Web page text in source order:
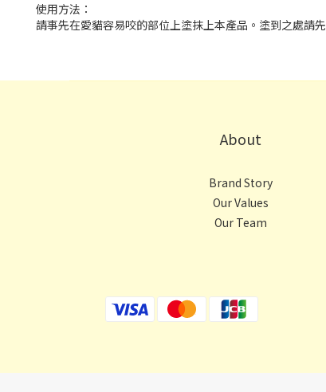
使用方法：
請事先在愛貓容易咬的部位上塗抹上本產品。塗到之處請
About
Brand Story
Our Values
Our Team